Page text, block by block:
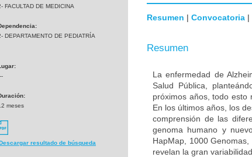
FACULTAD DE MEDICINA
DEPARTAMENTO DE PEDIATRÍA
meses
resultado de búsqueda
Resumen | Convocatoria |
Resumen
La enfermedad de
Salud Pública,
próximos años, todo esto
En los últimos años, los
comprensión de las
genoma humano y
HapMap, 1000
revelan la gran